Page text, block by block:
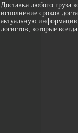
Доставка любого груза
исполнение сроков
актуальную
логистов, которые